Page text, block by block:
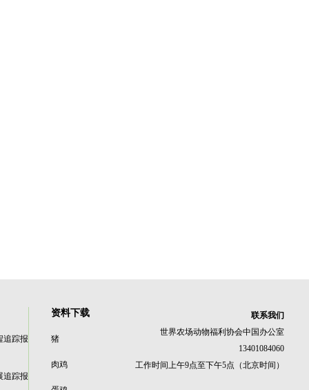
追踪报
追踪报
资料下载
猪
肉鸡
联系我们
世界农场动物福利协会中国办公室
13401084060
工作时间上午9点至下午5点（北京时间）